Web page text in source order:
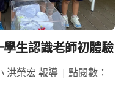
生認識老師初體驗
洪榮宏 報導
點閱數：